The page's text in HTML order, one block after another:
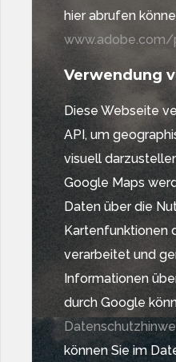
hier abrufen
Verwendung
Diese Webseite
API, um
visuell
Google Maps
Daten über die
Kartenfunktionen
verarbeitet und
Informationen
durch Google
können Sie im